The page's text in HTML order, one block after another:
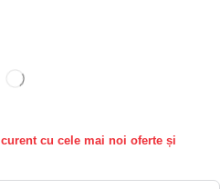
cu cele mai noi oferte și